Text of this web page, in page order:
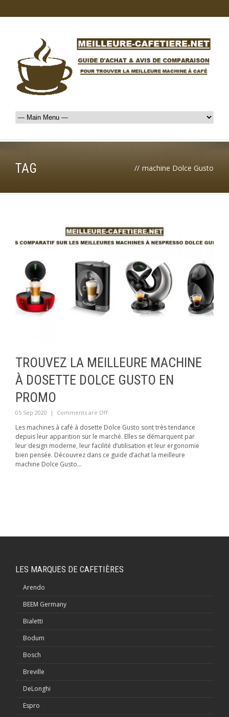
TAG // machine Dolce Gusto
TROUVEZ LA MEILLEURE MACHINE
À DOSETTE DOLCE GUSTO EN
PROMO
05 Sep 2020 | Comments are Off
Les machines à café à dosette Dolce Gusto sont très tendance
depuis leur apparition sur le marché. Elles se démarquent par
leur design moderne, leur facilité d’utilisation et leur ergonomie
bien pensée. Découvrez dans ce guide d’achat la meilleure
machine Dolce Gusto...
LES MARQUES DE CAFETIÈRES
Arendo
BEEM Germany
Bialetti
Bodum
Bosch
Breville
DeLonghi
Espro